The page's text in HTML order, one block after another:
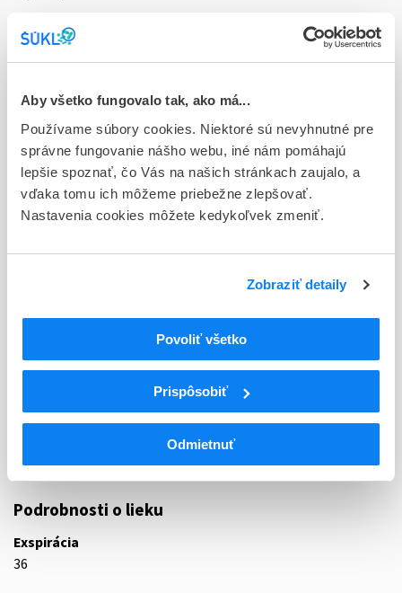
Aby všetko fungovalo tak, ako má...
Používame súbory cookies. Niektoré sú nevyhnutné pre
správne fungovanie nášho webu, iné nám pomáhajú
lepšie spoznať, čo Vás na našich stránkach zaujalo, a
vďaka tomu ich môžeme priebežne zlepšovať.
Nastavenia cookies môžete kedykoľvek zmeniť.
Zobraziť detaily
Povoliť všetko
Prispôsobiť
Odmietnuť
Doplnok
Stav
D - Registrácia bez obmedzenia platnosti
Typ registračnej procedúry
Národná
Držiteľ, krajina
Respiračný systém
R05
R05C
Expektoranciá s výnimkou kombinácií s
antitusikami
Mukolytiká
Podrobnosti o lieku
Exspirácia
36